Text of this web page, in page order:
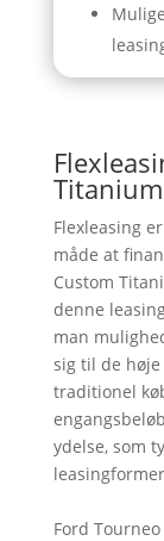
Titanium
Flexleasing
måde at
Custom
denne
man
sig til de
traditionel
ydelse, som
Ford